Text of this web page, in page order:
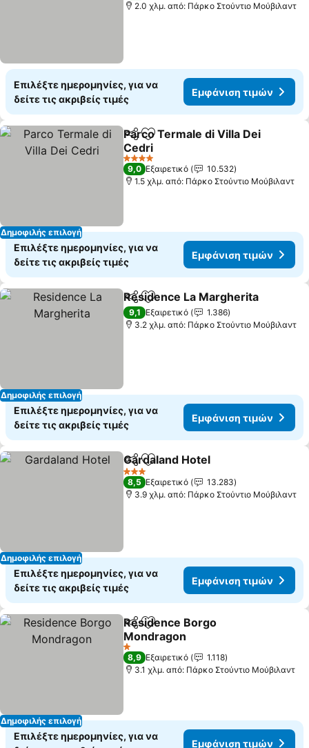
2.0 χλμ. από: Πάρκο Στούντιο Μούβιλαντ
Επιλέξτε ημερομηνίες, για να
δείτε τις ακριβείς τιμές
Εμφάνιση τιμών
Δημοφιλής επιλογή
Κοινοποίηση
Προσθήκη στα αγαπημένα
Parco Termale di Villa Dei
Cedri
Εμφάνιση τιμών
4 Αστέρια
9,0 Εξαιρετικό
10.532
1.5 χλμ. από: Πάρκο Στούντιο Μούβιλαντ
Επιλέξτε ημερομηνίες, για να
δείτε τις ακριβείς τιμές
Εμφάνιση τιμών
Δημοφιλής επιλογή
Κοινοποίηση
Προσθήκη στα αγαπημένα
Residence La Margherita
9,1 Εξαιρετικό
1.386
3.2 χλμ. από: Πάρκο Στούντιο Μούβιλαντ
Επιλέξτε ημερομηνίες, για να
δείτε τις ακριβείς τιμές
Εμφάνιση τιμών
Δημοφιλής επιλογή
Κοινοποίηση
Προσθήκη στα αγαπημένα
Gardaland Hotel
3 Αστέρια
8,5 Εξαιρετικό
13.283
3.9 χλμ. από: Πάρκο Στούντιο Μούβιλαντ
Επιλέξτε ημερομηνίες, για να
δείτε τις ακριβείς τιμές
Εμφάνιση τιμών
Δημοφιλής επιλογή
Κοινοποίηση
Προσθήκη στα αγαπημένα
Residence Borgo
Mondragon
Εμφάνιση τιμών
1 Αστέρια
8,9 Εξαιρετικό
1.118
3.1 χλμ. από: Πάρκο Στούντιο Μούβιλαντ
Επιλέξτε ημερομηνίες, για να
Εμφάνιση τιμών